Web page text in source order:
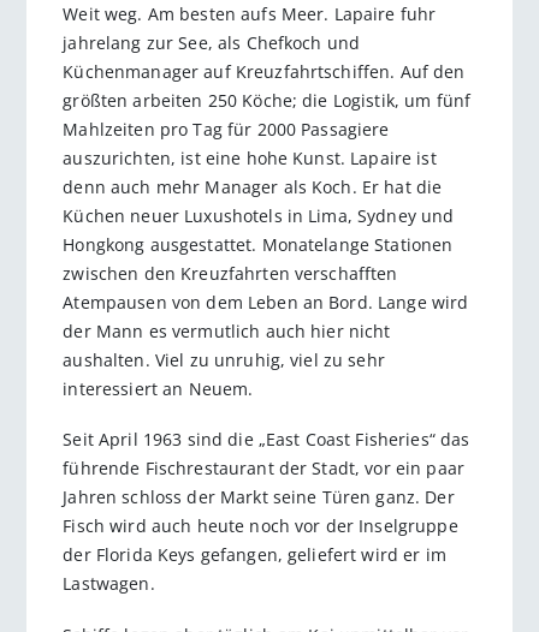
Weit weg. Am besten aufs Meer. Lapaire fuhr
jahrelang zur See, als Chefkoch und
Küchenmanager auf Kreuzfahrtschiffen. Auf den
größten arbeiten 250 Köche; die Logistik, um fünf
Mahlzeiten pro Tag für 2000 Passagiere
auszurichten, ist eine hohe Kunst. Lapaire ist
denn auch mehr Manager als Koch. Er hat die
Küchen neuer Luxushotels in Lima, Sydney und
Hongkong ausgestattet. Monatelange Stationen
zwischen den Kreuzfahrten verschafften
Atempausen von dem Leben an Bord. Lange wird
der Mann es vermutlich auch hier nicht
aushalten. Viel zu unruhig, viel zu sehr
interessiert an Neuem.
Seit April 1963 sind die „East Coast Fisheries“ das
führende Fischrestaurant der Stadt, vor ein paar
Jahren schloss der Markt seine Türen ganz. Der
Fisch wird auch heute noch vor der Inselgruppe
der Florida Keys gefangen, geliefert wird er im
Lastwagen.